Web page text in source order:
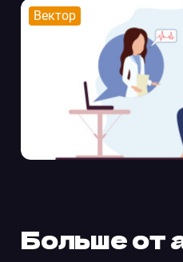
Вектор
Больше от